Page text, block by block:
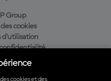
Group
cookies
d'utilisation
d’achat
cookies et des